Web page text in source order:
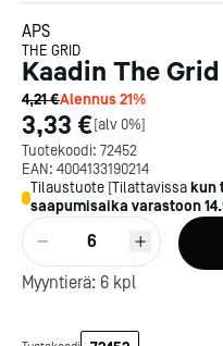
APS
THE GRID
Kaadin The
4,21 €Alennus21%
3,33 €[alv 0%]
Tuotekoodi: 72452
EAN: 4004133190214
Tilaustuote [Tilattavissa kun
saapumisaika varastoon
6
Myyntierä: 6 kpl
Kotipizza on vuonna
perustettu yritys, jolla
300 ravintolaa eri
Suomea. Dieta on
yhteistyötä, ja olemme